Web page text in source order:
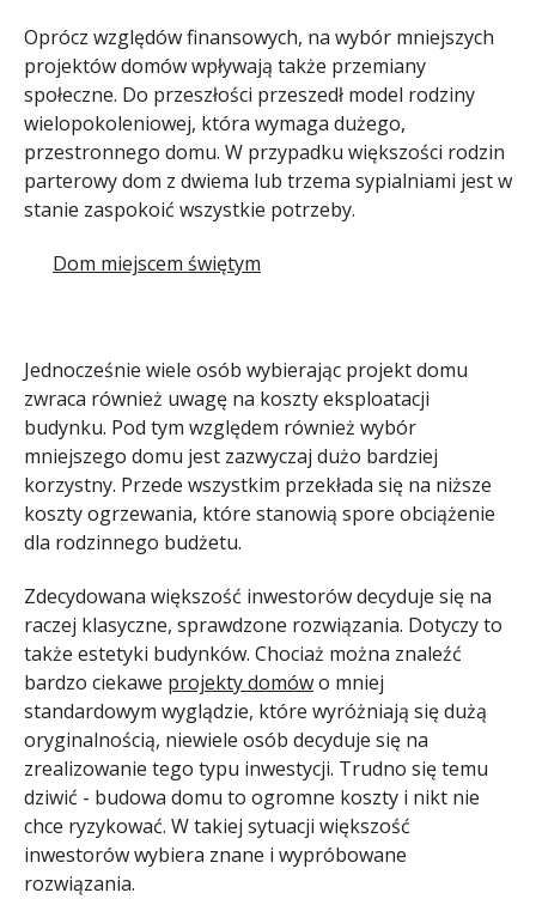
Oprócz względów finansowych, na wybór mniejszych
projektów domów wpływają także przemiany
społeczne. Do przeszłości przeszedł model rodziny
wielopokoleniowej, która wymaga dużego,
przestronnego domu. W przypadku większości rodzin
parterowy dom z dwiema lub trzema sypialniami jest w
stanie zaspokoić wszystkie potrzeby.
Dom miejscem świętym
Jednocześnie wiele osób wybierając projekt domu
zwraca również uwagę na koszty eksploatacji
budynku. Pod tym względem również wybór
mniejszego domu jest zazwyczaj dużo bardziej
korzystny. Przede wszystkim przekłada się na niższe
koszty ogrzewania, które stanowią spore obciążenie
dla rodzinnego budżetu.
Zdecydowana większość inwestorów decyduje się na
raczej klasyczne, sprawdzone rozwiązania. Dotyczy to
także estetyki budynków. Chociaż można znaleźć
bardzo ciekawe projekty domówo mniej
standardowym wyglądzie, które wyróżniają się dużą
oryginalnością, niewiele osób decyduje się na
zrealizowanie tego typu inwestycji. Trudno się temu
dziwić - budowa domu to ogromne koszty i nikt nie
chce ryzykować. W takiej sytuacji większość
inwestorów wybiera znane i wypróbowane
rozwiązania.